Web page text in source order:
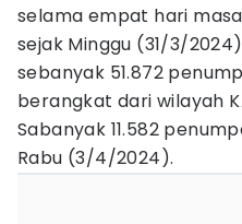
selama empat hari
sejak Minggu (31/3/
sebanyak 51.872
berangkat dari wilayah
Sabanyak 11.582
Rabu (3/4/2024).